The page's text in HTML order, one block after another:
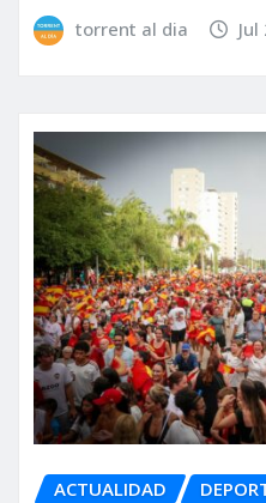
torrent al dia
ACTUALIDAD